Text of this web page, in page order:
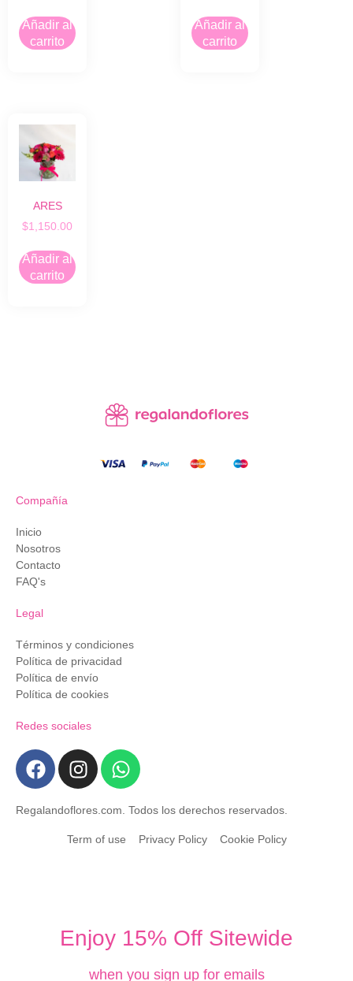
Añadir al
carrito
Añadir al
carrito
ARES
$1,150.00
Añadir al
carrito
Compañía
Inicio
Nosotros
Contacto
FAQ's
Legal
Términos y condiciones
Política de privacidad
Política de envío
Política de cookies
Redes sociales
Regalandoflores.com. Todos los derechos reservados.
Term of use Privacy Policy Cookie Policy
Enjoy 15% Off Sitewide
when you sign up for emails